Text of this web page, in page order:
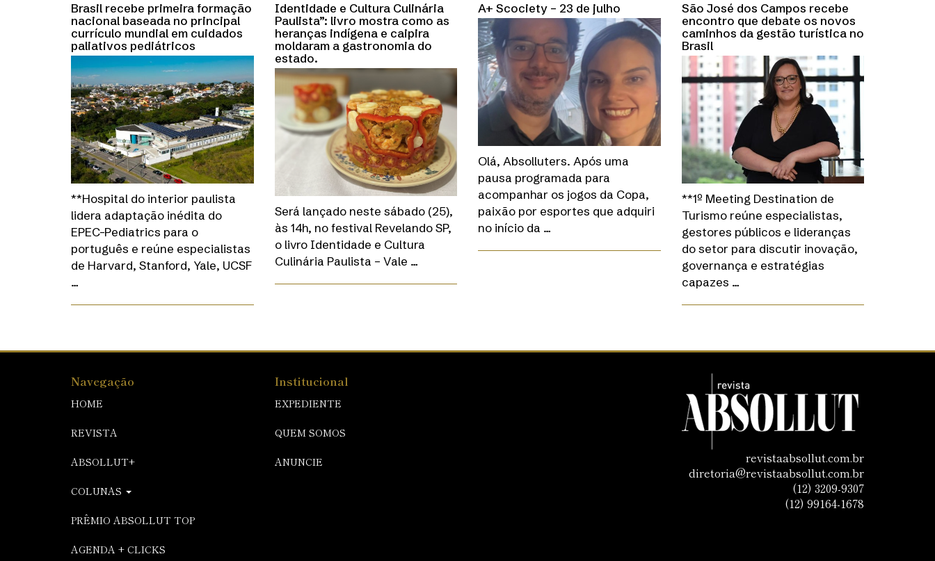
Brasil recebe primeira formação
nacional baseada no principal
currículo mundial em cuidados
paliativos pediátricos
**Hospital do interior paulista
lidera adaptação inédita do
EPEC-Pediatrics para o
português e reúne especialistas
de Harvard, Stanford, Yale, UCSF
…
Identidade e Cultura Culinária
Paulista”: livro mostra como as
heranças indígena e caipira
moldaram a gastronomia do
estado.
Será lançado neste sábado (25),
às 14h, no festival Revelando SP,
o livro Identidade e Cultura
Culinária Paulista – Vale …
A+ Scociety – 23 de julho
Olá, Absolluters. Após uma
pausa programada para
acompanhar os jogos da Copa,
paixão por esportes que adquiri
no início da …
São José dos Campos recebe
encontro que debate os novos
caminhos da gestão turística no
Brasil
**1º Meeting Destination de
Turismo reúne especialistas,
gestores públicos e lideranças
do setor para discutir inovação,
governança e estratégias
capazes …
Navegação
HOME
REVISTA
ABSOLLUT+
COLUNAS
PRÊMIO ABSOLLUT TOP
AGENDA + CLICKS
Institucional
EXPEDIENTE
QUEM SOMOS
ANUNCIE
revistaabsollut.com.br
diretoria@revistaabsollut.com.br
(12) 3209-9307
(12) 99164-1678